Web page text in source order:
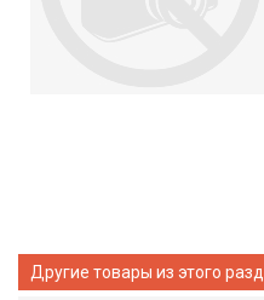
Другие товары из этого